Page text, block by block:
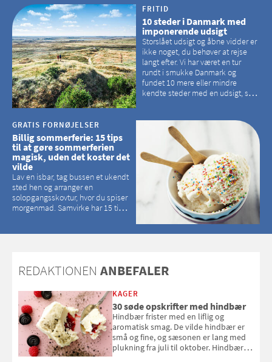
hvilke kirker, der er en omvej værd
FRITID
10 steder i Danmark med
imponerende udsigt
Storslået udsigt og åbne vidder er
ikke noget, du behøver at rejse
langt efter. Vi har været en tur
rundt i smukke Danmark og
fundet 10 mere eller mindre
kendte steder med en udsigt, som
GRATIS FORNØJELSER
Billig sommerferie: 15 tips
til at gøre sommerferien
magisk, uden det koster det
vilde
Lav en isbar, tag bussen et ukendt
sted hen og arranger en
solopgangsskovtur, hvor du spiser
morgenmad. Samvirke har 15 tips
REDAKTIONEN ANBEFALER
KAGER
30 søde opskrifter med hindbær
Hindbær frister med en liflig og
aromatisk smag. De vilde hindbær er
små og fine, og sæsonen er lang med
plukning fra juli til oktober. Hindbær